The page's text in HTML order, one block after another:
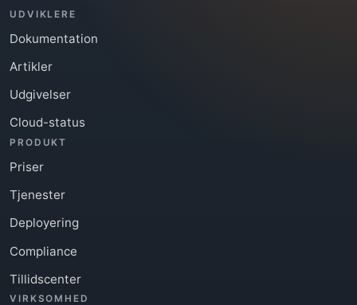
UDVIKLERE
Dokumentation
Artikler
Udgivelser
Cloud-status
PRODUKT
Priser
Tjenester
Deployering
Compliance
Tillidscenter
VIRKSOMHED